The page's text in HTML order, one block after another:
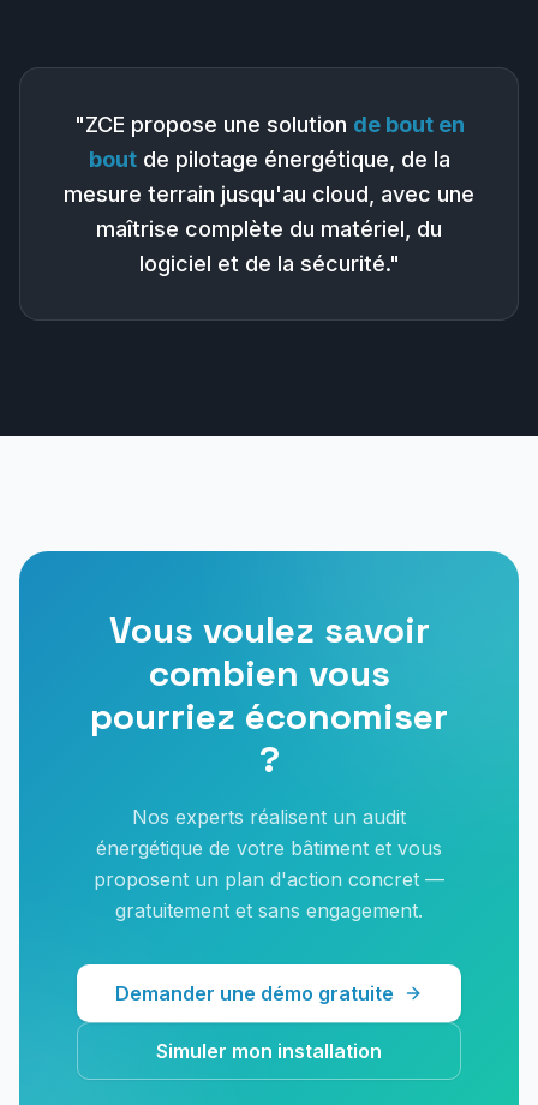
"ZCE propose une solution de bout en
boutde pilotage énergétique, de la
mesure terrain jusqu'au cloud, avec une
maîtrise complète du matériel, du
logiciel et de la sécurité."
Vous voulez savoir
combien vous
pourriez économiser
?
Nos experts réalisent un audit
énergétique de votre bâtiment et vous
proposent un plan d'action concret —
gratuitement et sans engagement.
Demander une démo gratuite
Simuler mon installation